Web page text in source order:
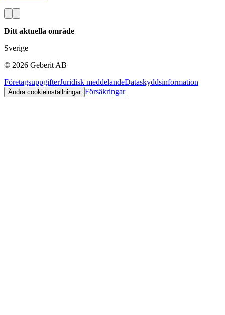
Ditt aktuella område
Sverige
© 2026 Geberit AB
FöretagsuppgifterJuridisk meddelandeDataskyddsinformation
Ändra cookieinställningar Försäkringar